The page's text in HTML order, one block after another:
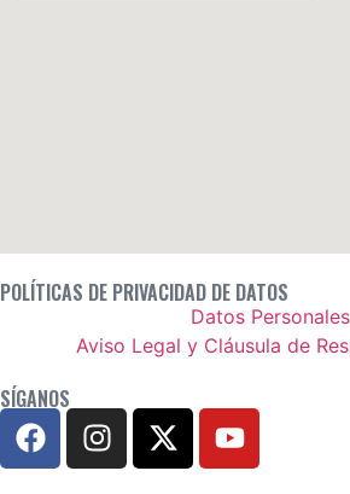
POLÍTICAS DE PRIVACIDAD DE DATOS
Datos Personales
Aviso Legal y Cláusula de
SÍGANOS